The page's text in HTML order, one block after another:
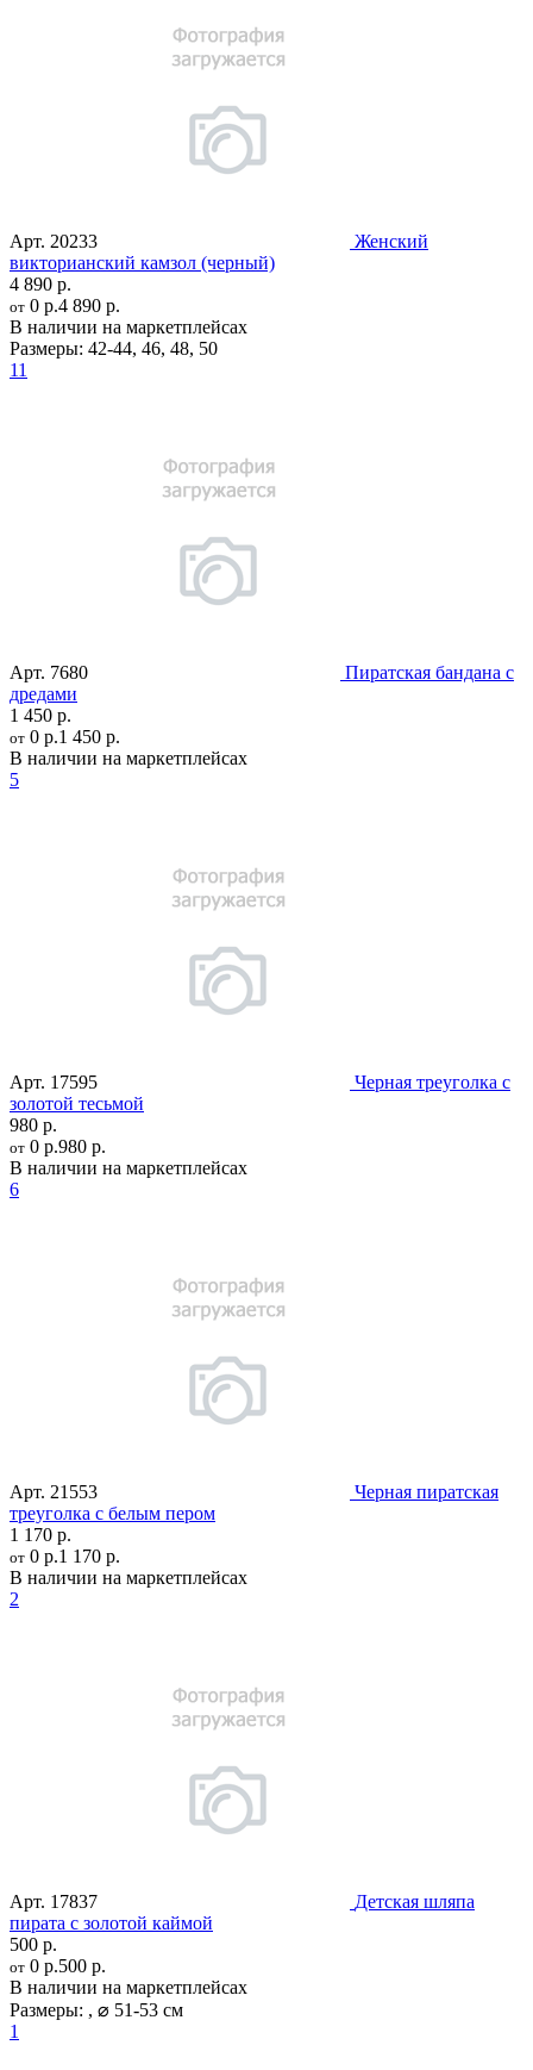
Арт. 20233
Женский
викторианский камзол (черный)
4 890 р.
от 0 р.4 890 р.
В наличии на маркетплейсах
Размеры: 42-44, 46, 48, 50
11
Арт. 7680
Пиратская бандана с
дредами
1 450 р.
от 0 р.1 450 р.
В наличии на маркетплейсах
5
Арт. 17595
Черная треуголка с
золотой тесьмой
980 р.
от 0 р.980 р.
В наличии на маркетплейсах
6
Арт. 21553
Черная пиратская
треуголка с белым пером
1 170 р.
от 0 р.1 170 р.
В наличии на маркетплейсах
2
Арт. 17837
Детская шляпа
пирата с золотой каймой
500 р.
от 0 р.500 р.
В наличии на маркетплейсах
Размеры: , ⌀ 51-53 см
1